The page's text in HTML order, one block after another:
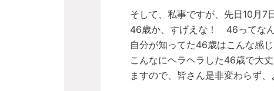
そして、私事ですが、先日10月7
46歳か、すげえな！ 46ってな
自分が知ってた46歳はこんな感
こんなにヘラヘラした46歳で大
ますので、皆さん是非変わらず